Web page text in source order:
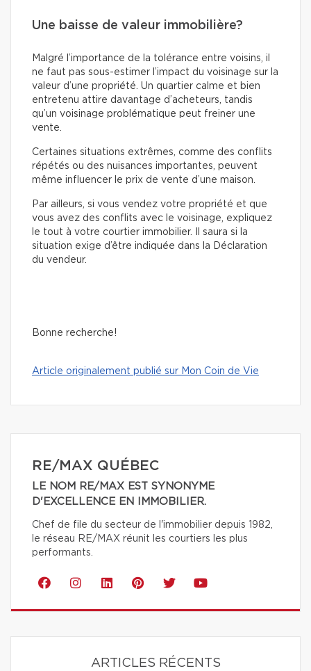
Une baisse de valeur immobilière?
Malgré l’importance de la tolérance entre voisins, il
ne faut pas sous-estimer l’impact du voisinage sur la
valeur d’une propriété. Un quartier calme et bien
entretenu attire davantage d’acheteurs, tandis
qu’un voisinage problématique peut freiner une
vente.
Certaines situations extrêmes, comme des conflits
répétés ou des nuisances importantes, peuvent
même influencer le prix de vente d’une maison.
Par ailleurs, si vous vendez votre propriété et que
vous avez des conflits avec le voisinage, expliquez
le tout à votre courtier immobilier. Il saura si la
situation exige d’être indiquée dans la Déclaration
du vendeur.
Bonne recherche!
Article originalement publié sur Mon Coin de Vie
RE/MAX QUÉBEC
LE NOM RE/MAX EST SYNONYME
D'EXCELLENCE EN IMMOBILIER.
Chef de file du secteur de l'immobilier depuis 1982,
le réseau RE/MAX réunit les courtiers les plus
performants.
ARTICLES RÉCENTS